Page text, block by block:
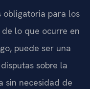
obligatoria para los
lo que ocurre en
puede ser una
sobre la
sin necesidad de